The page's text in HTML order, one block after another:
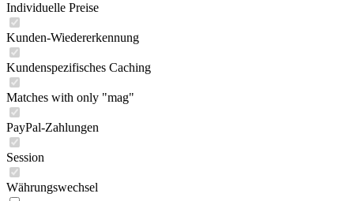
Individuelle Preise
Kunden-Wiedererkennung
Kundenspezifisches Caching
Matches with only "mag"
PayPal-Zahlungen
Session
Währungswechsel